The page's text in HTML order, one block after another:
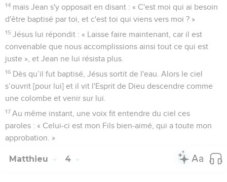
14 mais Jean s'y opposait en disant : « C'est moi qui ai besoin
d'être baptisé par toi, et c'est toi qui viens vers moi ? »
15 Jésus lui répondit : « Laisse faire maintenant, car il est
convenable que nous accomplissions ainsi tout ce qui est
juste », et Jean ne lui résista plus.
16 Dès qu’il fut baptisé, Jésus sortit de l'eau. Alors le ciel
s’ouvrit [pour lui] et il vit l'Esprit de Dieu descendre comme
une colombe et venir sur lui.
17 Au même instant, une voix fit entendre du ciel ces
paroles : « Celui-ci est mon Fils bien-aimé, qui a toute mon
approbation. »
Matthieu 4